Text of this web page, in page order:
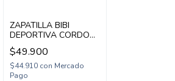
ZAPATILLA BIBI
DEPORTIVA CORDON
ELASTICO 29-35 GRIS
VARON (BB4029/1GR)
$49.900
$44.910 con Mercado
Pago